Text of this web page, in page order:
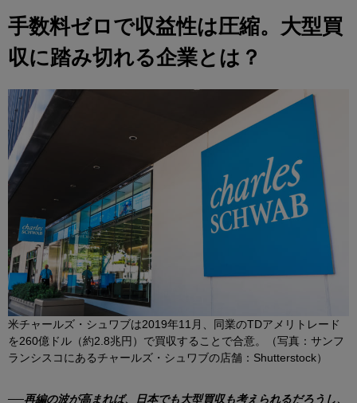
手数料ゼロで収益性は圧縮。大型買
収に踏み切れる企業とは？
米チャールズ・シュワブは2019年11月、同業のTDアメリトレード
を260億ドル（約2.8兆円）で買収することで合意。（写真：サンフ
ランシスコにあるチャールズ・シュワブの店舗：Shutterstock）
──再編の波が高まれば、日本でも大型買収も考えられるだろうし、